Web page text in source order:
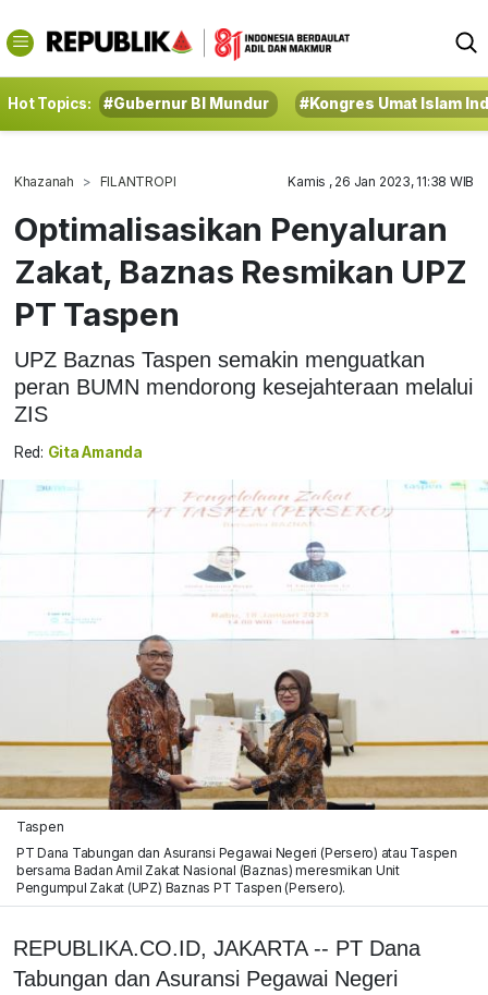
Hot Topics: #Gubernur BI Mundur #Kongres Umat Islam
Khazanah FILANTROPI Kamis , 26 Jan 2023, 11:38 WIB
Optimalisasikan Penyaluran
Zakat, Baznas Resmikan UPZ
PT Taspen
UPZ Baznas Taspen semakin menguatkan
peran BUMN mendorong kesejahteraan melalui
ZIS
Red: Gita Amanda
Taspen
PT Dana Tabungan dan Asuransi Pegawai Negeri (Persero) atau Taspen
bersama Badan Amil Zakat Nasional (Baznas) meresmikan Unit
Pengumpul Zakat (UPZ) Baznas PT Taspen (Persero).
REPUBLIKA.CO.ID, JAKARTA -- PT Dana
Tabungan dan Asuransi Pegawai Negeri